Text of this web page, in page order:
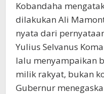
Kobandaha
dilakukan Ali
nyata dari
Yulius Selvanus
lalu menyampaikan
milik rakyat, bukan
Gubernur